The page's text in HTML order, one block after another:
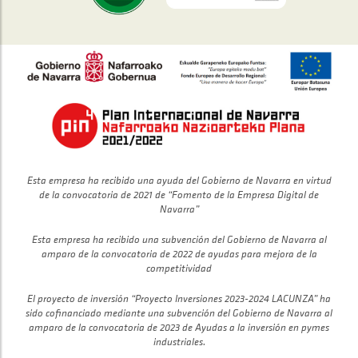
Esta empresa ha recibido una ayuda del Gobierno de Navarra en virtud
de la convocatoria de 2021 de “Fomento de la Empresa Digital de
Navarra”
Esta empresa ha recibido una subvención del Gobierno de Navarra al
amparo de la convocatoria de 2022 de ayudas para mejora de la
competitividad
El proyecto de inversión “Proyecto Inversiones 2023-2024 LACUNZA” ha
sido cofinanciado mediante una subvención del Gobierno de Navarra al
amparo de la convocatoria de 2023 de Ayudas a la inversión en pymes
industriales.